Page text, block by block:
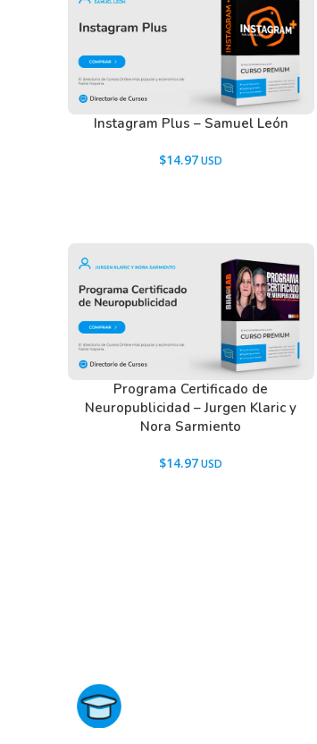
Instagram Plus – Samuel León
$14.97
Programa Certificado de
Neuropublicidad – Jurgen Klaric y
Nora Sarmiento
$14.97